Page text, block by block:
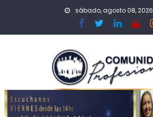
sábado, agosto 08, 2026